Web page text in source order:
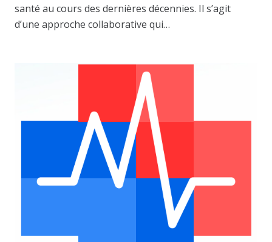
santé au cours des dernières décennies. Il s’agit
d’une approche collaborative qui…